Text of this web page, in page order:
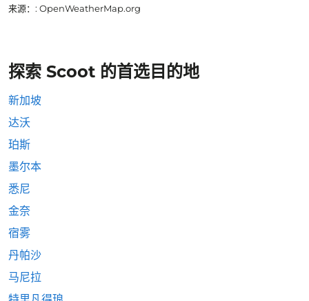
来源： : OpenWeatherMap.org
探索 Scoot 的首选目的地
新加坡
达沃
珀斯
墨尔本
悉尼
金奈
宿雾
丹帕沙
马尼拉